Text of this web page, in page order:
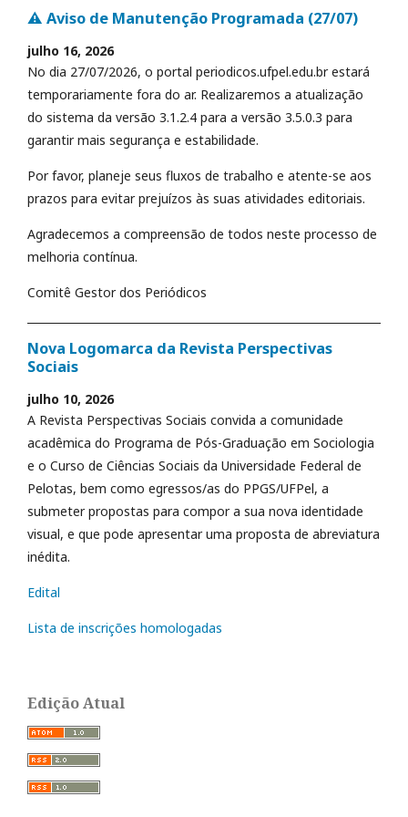
⚠️ Aviso de Manutenção Programada (27/07)
julho 16, 2026
No dia 27/07/2026, o portal periodicos.ufpel.edu.br estará
temporariamente fora do ar. Realizaremos a atualização
do sistema da versão 3.1.2.4 para a versão 3.5.0.3 para
garantir mais segurança e estabilidade.
Por favor, planeje seus fluxos de trabalho e atente-se aos
prazos para evitar prejuízos às suas atividades editoriais.
Agradecemos a compreensão de todos neste processo de
melhoria contínua.
Comitê Gestor dos Periódicos
Nova Logomarca da Revista Perspectivas
Sociais
julho 10, 2026
A Revista Perspectivas Sociais convida a comunidade
acadêmica do Programa de Pós-Graduação em Sociologia
e o Curso de Ciências Sociais da Universidade Federal de
Pelotas, bem como egressos/as do PPGS/UFPel, a
submeter propostas para compor a sua nova identidade
visual, e que pode apresentar uma proposta de abreviatura
inédita.
Edital
Lista de inscrições homologadas
Edição Atual